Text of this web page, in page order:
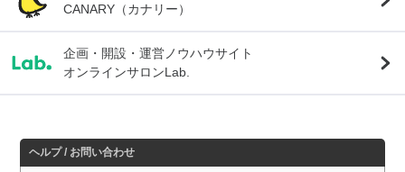
CANARY（カナリー）
企画・開設・運営ノウハウサイト
オンラインサロンLab.
ヘルプ / お問い合わせ